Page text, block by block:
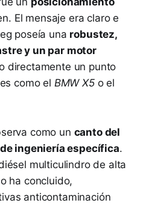
El mensaje era claro e
poseía una robustez,
y un par motor
directamente un punto
como el BMW X5o el
como un canto del
ingeniería específica.
multiculindro de alta
ha concluido,
anticontaminación